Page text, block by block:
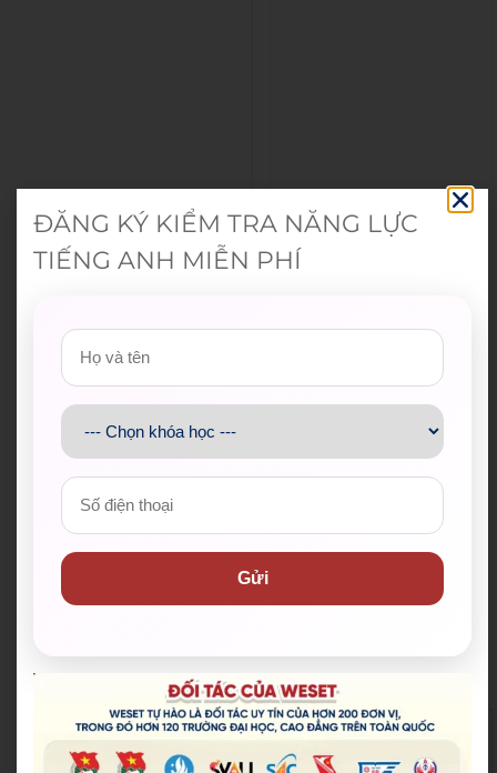
Đoàn Thanh niên Bộ Giáo d
ục và Đào tạo
Hội Sinh viên Việt Na
m TP.HCM
ĐĂNG KÝ KIỂM TRA NĂNG LỰC
TIẾNG ANH MIỄN PHÍ
Gửi